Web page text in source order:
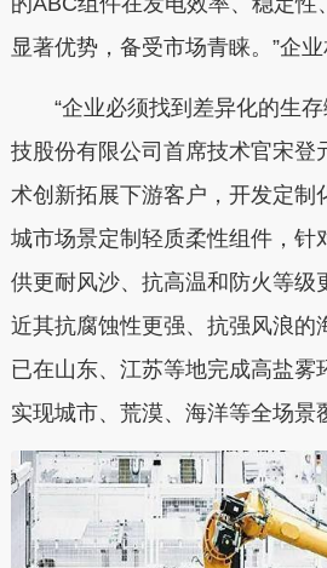
显著优势，备受市场青睐。”企业
“企业必须找到差异化的生存
技股份有限公司首席技术官宋登
术创新拓展下游客户，开发定制
城市场景定制轻质柔性组件，针
供更耐风沙、抗高温和防火等级
近其抗腐蚀性更强、抗强风浪的
已在山东、江苏等地完成高盐雾
实现城市、荒漠、海洋等全场景